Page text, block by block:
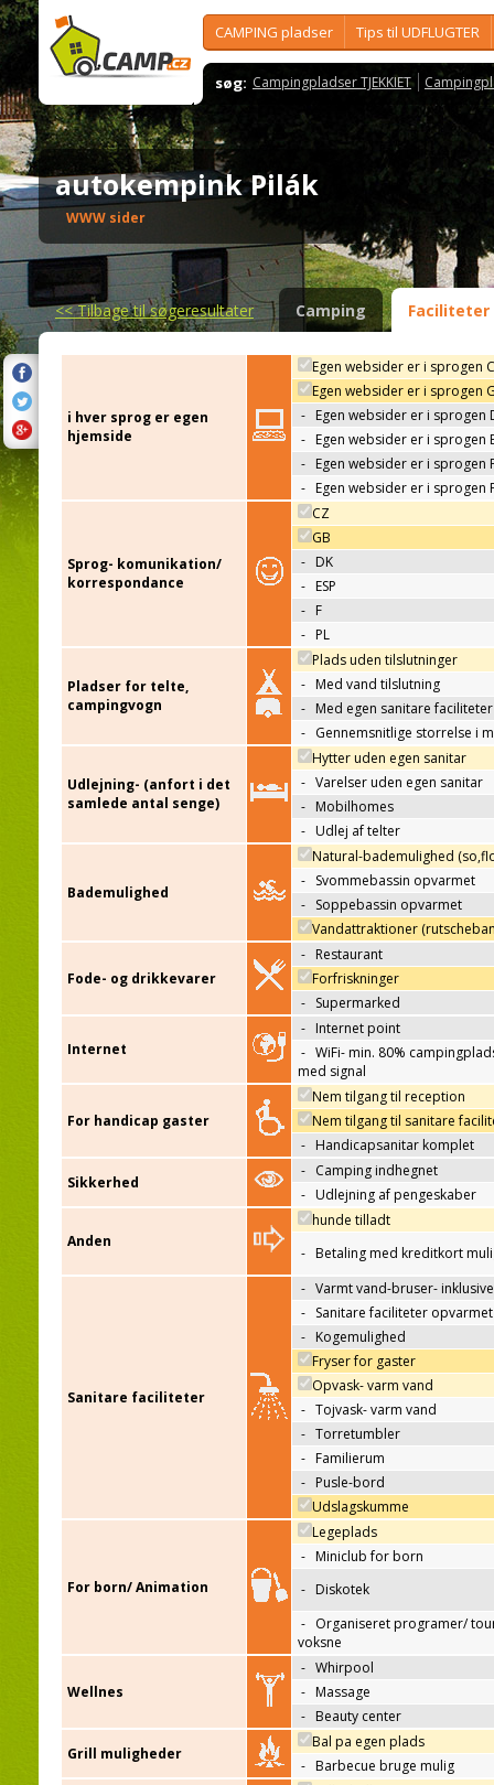
CAMPING pladser Tips til UDFLUGTER
søg: Campingpladser TJEKKIET
autokempink Pilák
WWW sider
<<Tilbage til søgeresultater Camping Faciliteter
i hver sprog er egen
hjemside
Egen websider er i sprogen
Egen websider er i sprogen
- Egen websider er i sprogen
- Egen websider er i sprogen
- Egen websider er i sprogen
- Egen websider er i sprogen
Sprog- komunikation/
korrespondance
CZ
GB
- DK
- ESP
- F
- PL
Pladser for telte,
campingvogn
Plads uden tilslutninger
- Med vand tilslutning
- Med egen sanitare faciliteter
- Gennemsnitlige storrelse i
Udlejning- (anfort i det
samlede antal senge)
Hytter uden egen sanitar
- Varelser uden egen sanitar
- Mobilhomes
- Udlej af telter
Bademulighed
Natural-bademulighed
- Svommebassin opvarmet
- Soppebassin opvarmet
Vandattraktioner
Fode- og drikkevarer
- Restaurant
Forfriskninger
- Supermarked
Internet
- Internet point
- WiFi- min. 80%
med signal
For handicap gaster
Nem tilgang til reception
Nem tilgang til sanitare
- Handicapsanitar komplet
Sikkerhed
- Camping indhegnet
- Udlejning af pengeskaber
Anden
hunde tilladt
- Betaling med kreditkort
Sanitare faciliteter
- Varmt vand-bruser- inklusive
- Sanitare faciliteter opvarmet
- Kogemulighed
Fryser for gaster
Opvask- varm vand
- Tojvask- varm vand
- Torretumbler
- Familierum
- Pusle-bord
Udslagskumme
For born/ Animation
Legeplads
- Miniclub for born
- Diskotek
- Organiseret programer/
voksne
Wellnes
- Whirpool
- Massage
- Beauty center
Grill muligheder
Bal pa egen plads
- Barbecue bruge mulig